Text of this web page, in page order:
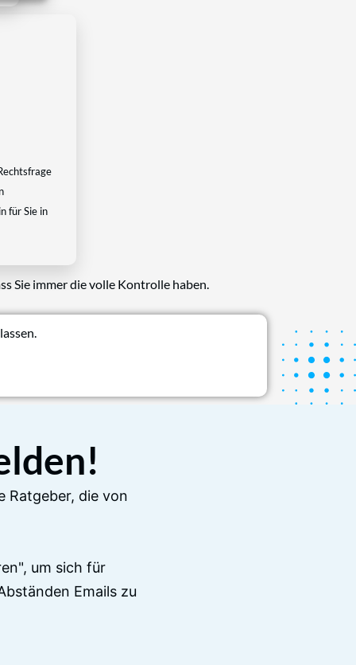
für Sie in
Sie immer die volle Kontrolle haben.
Ratgeber, die von
um sich für
Emails zu